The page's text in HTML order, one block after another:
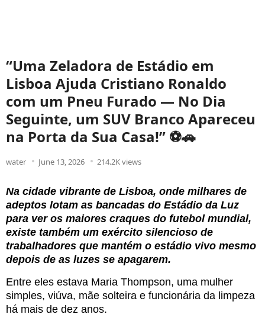
“Uma Zeladora de Estádio em
Lisboa Ajuda Cristiano Ronaldo
com um Pneu Furado — No Dia
Seguinte, um SUV Branco Apareceu
na Porta da Sua Casa!” ⚽🚗
water June 13, 2026 214.2K views